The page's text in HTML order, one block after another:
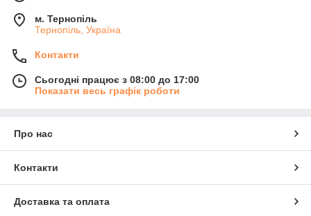
м. Тернопіль
Тернопіль, Україна
Контакти
Сьогодні працює з 08:00 до 17:00
Показати весь графік роботи
Про нас
Контакти
Доставка та оплата